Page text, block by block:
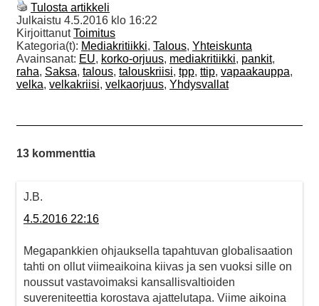
Tulosta artikkeli
Julkaistu 4.5.2016 klo 16:22
KirjoittanutToimitus
Kategoria(t): Mediakritiikki, Talous, Yhteiskunta
Avainsanat: EU, korko-orjuus, mediakritiikki, pankit,
raha, Saksa, talous, talouskriisi, tpp, ttip, vapaakauppa,
velka, velkakriisi, velkaorjuus, Yhdysvallat
13 kommenttia
J.B.
4.5.2016 22:16
Megapankkien ohjauksella tapahtuvan globalisaation
tahti on ollut viimeaikoina kiivas ja sen vuoksi sille on
noussut vastavoimaksi kansallisvaltioiden
suvereniteettia korostava ajattelutapa. Viime aikoina